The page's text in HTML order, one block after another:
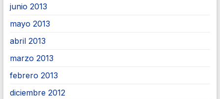
junio 2013
mayo 2013
abril 2013
marzo 2013
febrero 2013
diciembre 2012